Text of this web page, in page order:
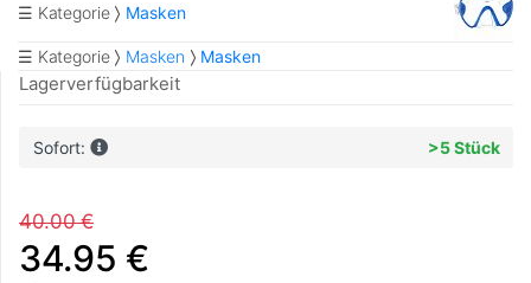
☰ Kategorie Masken
☰ Kategorie Masken Masken
Lagerverfügbarkeit
Sofort: >5 Stück
40.00 €
34.95 €